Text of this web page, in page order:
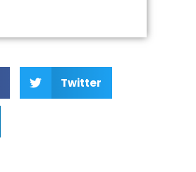
Twitter